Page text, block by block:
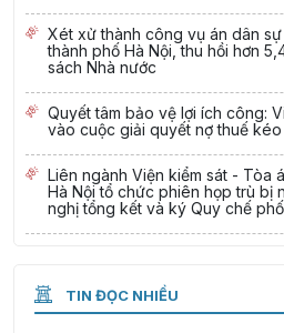
Xét xử thành công vụ án dân
thành phố Hà Nội, thu hồi hơn
sách Nhà nước
Quyết tâm bảo vệ lợi ích công:
vào cuộc giải quyết nợ thuế kéo
Liên ngành Viện kiểm sát - Tòa
Hà Nội tổ chức phiên họp trù bị
nghị tổng kết và ký Quy chế
TIN ĐỌC NHIỀU